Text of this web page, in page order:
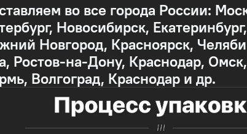
во все города России:
Новосибирск,
Новгород, Красноярск,
Ростов-на-Дону, Краснодар,
Волгоград, Краснодар и др.